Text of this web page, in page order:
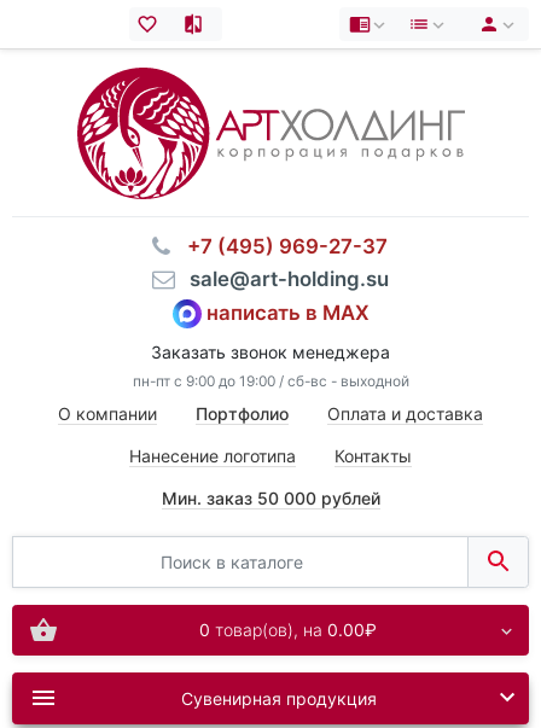
⠀+7 (495) 969-27-37
⠀sale@art-holding.su
написать в MAX
Заказать звонок менеджера
пн-пт с 9:00 до 19:00 / сб-вс - выходной
О компании Портфолио Оплата и доставка
Нанесение логотипа Контакты
Мин. заказ 50 000 рублей
0 товар(ов), на 0.00₽
Сувенирная продукция